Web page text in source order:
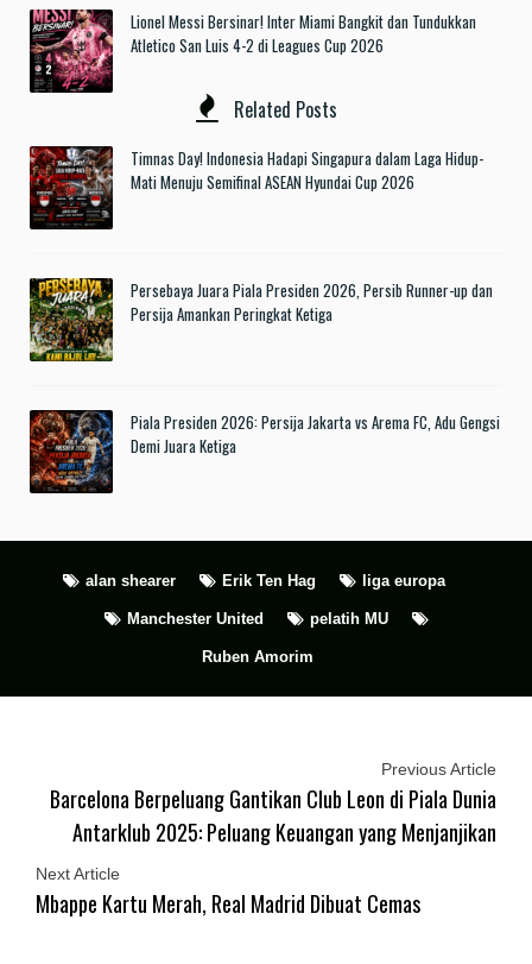
Lionel Messi Bersinar! Inter Miami Bangkit dan Tundukkan
Atletico San Luis 4-2 di Leagues Cup 2026
Related Posts
Timnas Day! Indonesia Hadapi Singapura dalam Laga Hidup-
Mati Menuju Semifinal ASEAN Hyundai Cup 2026
Persebaya Juara Piala Presiden 2026, Persib Runner-up dan
Persija Amankan Peringkat Ketiga
Piala Presiden 2026: Persija Jakarta vs Arema FC, Adu Gengsi
Demi Juara Ketiga
alan shearer Erik Ten Hag liga europa
Manchester United pelatih MU
Ruben Amorim
Previous Article
Barcelona Berpeluang Gantikan Club Leon di Piala Dunia
Antarklub 2025: Peluang Keuangan yang Menjanjikan
Next Article
Mbappe Kartu Merah, Real Madrid Dibuat Cemas